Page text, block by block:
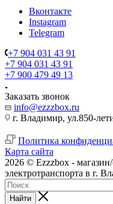
Вконтакте
Instagram
Telegram
+7 904 031 43 91
+7 904 031 43 91
+7 900 479 49 13
Заказать звонок
info@ezzzbox.ru
г. Владимир, ул.850-
Политика
Карта сайта
2026 © Ezzzbox -
электротранспорта в г.
Найти